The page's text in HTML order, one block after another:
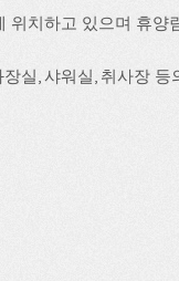
치하고 있으며 휴양
실, 샤워실, 취사장